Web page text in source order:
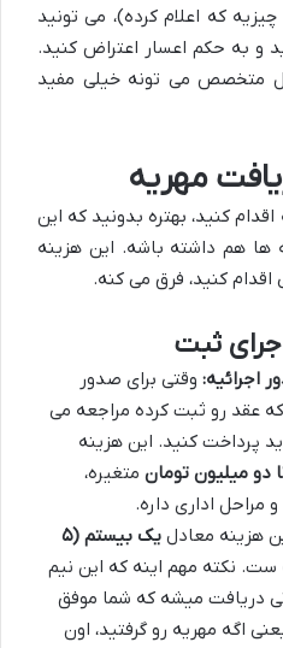
که اعلام کرده)، می تونید
و به حکم اعسار اعتراض کنید.
متخصص می تونه خیلی مفید
کنید، بهتره بدونید که این
ها هم داشته باشه. این هزینه
کنید، فرق می کنه.
اجرائیه: وقتی برای صدور
که عقد رو ثبت کرده مراجعه می
پرداخت کنید. این هزینه
دو میلیون تومان متغیره،
مراحل اداری داره.
هزینه معادل
یک بیستم (۵
ست. نکته مهم اینه که این نیم
دریافت میشه که شما موفق
اگه مهریه رو گرفتید، اون